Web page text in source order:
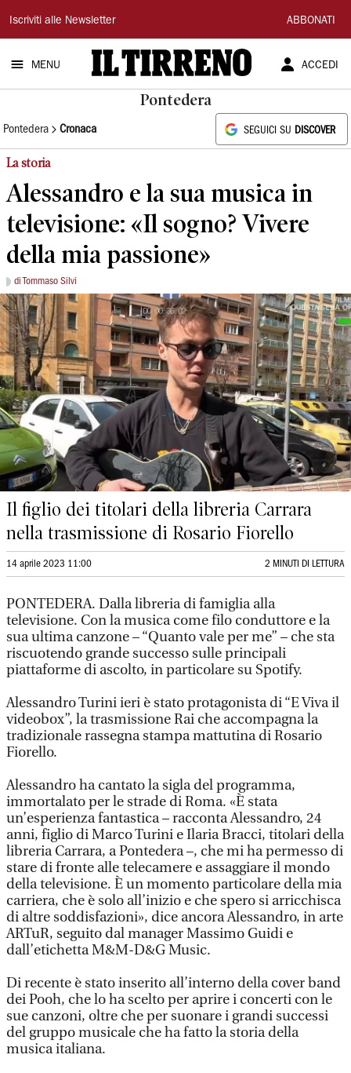
Il
Tirreno
Iscriviti alle Newsletter ABBONATI
MENU ACCEDI
Pontedera
Pontedera Cronaca SEGUICI SU DISCOVER
La storia
Alessandro e la sua musica in
televisione: «Il sogno? Vivere
della mia passione»
di Tommaso Silvi
Il figlio dei titolari della libreria Carrara
nella trasmissione di Rosario Fiorello
14 aprile 2023 11:00 2 MINUTI DI LETTURA
PONTEDERA. Dalla libreria di famiglia alla
televisione. Con la musica come filo conduttore e la
sua ultima canzone – “Quanto vale per me” – che sta
riscuotendo grande successo sulle principali
piattaforme di ascolto, in particolare su Spotify.
Alessandro Turini ieri è stato protagonista di “E Viva il
videobox”, la trasmissione Rai che accompagna la
tradizionale rassegna stampa mattutina di Rosario
Fiorello.
Alessandro ha cantato la sigla del programma,
immortalato per le strade di Roma. «È stata
un’esperienza fantastica – racconta Alessandro, 24
anni, figlio di Marco Turini e Ilaria Bracci, titolari della
libreria Carrara, a Pontedera –, che mi ha permesso di
stare di fronte alle telecamere e assaggiare il mondo
della televisione. È un momento particolare della mia
carriera, che è solo all’inizio e che spero si arricchisca
di altre soddisfazioni», dice ancora Alessandro, in arte
ARTuR, seguito dal manager Massimo Guidi e
dall’etichetta M&M-D&G Music.
Di recente è stato inserito all’interno della cover band
dei Pooh, che lo ha scelto per aprire i concerti con le
sue canzoni, oltre che per suonare i grandi successi
del gruppo musicale che ha fatto la storia della
musica italiana.